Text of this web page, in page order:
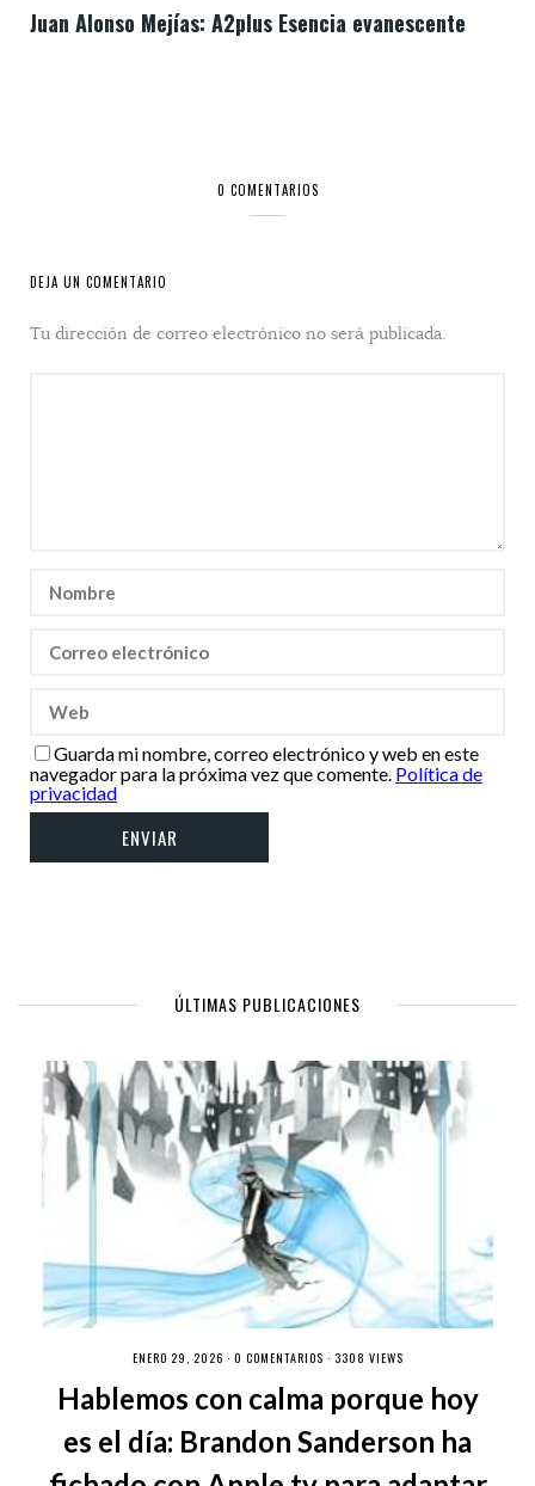
Juan Alonso Mejías: A2plus Esencia evanescente
0 COMENTARIOS
DEJA UN COMENTARIO
Tu dirección de correo electrónico no será publicada.
Guarda mi nombre, correo electrónico y web en este
navegador para la próxima vez que comente. Política de
privacidad
ÚLTIMAS PUBLICACIONES
ENERO 29, 2026 · 0 COMENTARIOS · 3308 VIEWS
Hablemos con calma porque hoy
es el día: Brandon Sanderson ha